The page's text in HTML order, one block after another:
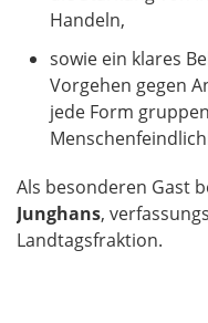
Handeln,
sowie ein klares
Vorgehen gegen
jede Form
Als besonderen Gast
Junghans,
Landtagsfraktion.